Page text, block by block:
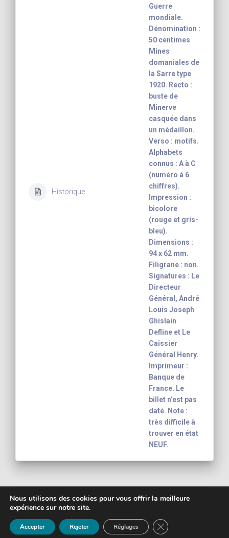
Historique
Guerre
mondiale.
Dénomination :
50 centimes
Mines
domaniales de
la Sarre type
1920. Recto :
buste de
Minerve
casquée dans
un médaillon.
Verso : motifs.
Alphabets
connus : A à C
(numéro à 6
chiffres).
Impression :
bicolore
(rouge et gris-
bleu).
Dimensions :
94 x 62 mm.
Filigrane : non.
Signatures : Le
Directeur
Général, André
Louis Joseph
Ghislain
Defline et Le
Caissier
Général Henry.
Imprimeur :
Banque de
France. Le
billet n’est pas
daté. Note :
très difficile à
trouver en état
NEUF.
Copyright 2003 - 2026
banknote inventory For your collection
Mentions légales
Nous utilisons des cookies pour vous offrir la meilleure
expérience sur notre site.
Accepter Rejeter Réglages FERMER LA